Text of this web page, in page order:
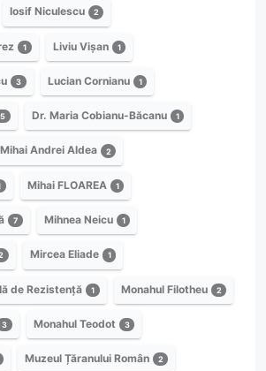
Iosif Niculescu 2
1 Liviu Vișan 1
3 Lucian Cornianu 1
5 Dr. Maria Cobianu-Băcanu 1
Mihai Andrei Aldea 2
Mihai FLOAREA 1
7 Mihnea Neicu 1
Mircea Eliade 1
de Rezistență 1 Monahul Filotheu 2
3 Monahul Teodot 3
Muzeul Țăranului Român 2